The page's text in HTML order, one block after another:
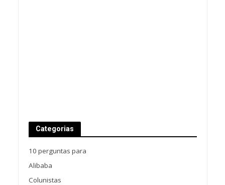
Categorias
10 perguntas para
Alibaba
Colunistas